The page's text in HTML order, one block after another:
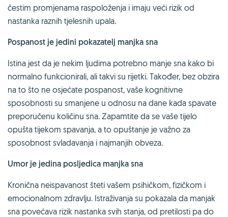
čestim promjenama raspoloženja i imaju veći rizik od
nastanka raznih tjelesnih upala.
Pospanost je jedini pokazatelj manjka sna
Istina jest da je nekim ljudima potrebno manje sna kako bi
normalno funkcionirali, ali takvi su rijetki. Također, bez obzira
na to što ne osjećate pospanost, vaše kognitivne
sposobnosti su smanjene u odnosu na dane kada spavate
preporučenu količinu sna. Zapamtite da se vaše tijelo
opušta tijekom spavanja, a to opuštanje je važno za
sposobnost svladavanja i najmanjih obveza.
Umor je jedina posljedica manjka sna
Kronična neispavanost šteti vašem psihičkom, fizičkom i
emocionalnom zdravlju. Istraživanja su pokazala da manjak
sna povećava rizik nastanka svih stanja, od pretilosti pa do